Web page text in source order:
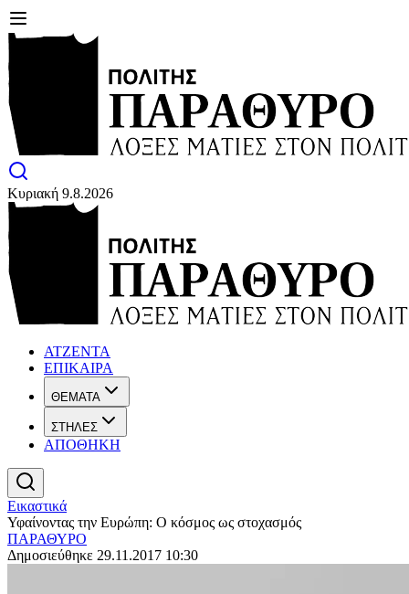
Κυριακή 9.8.2026
ΑΤΖΕΝΤΑ
ΕΠΙΚΑΙΡΑ
ΘΕΜΑΤΑ
ΣΤΗΛΕΣ
ΑΠΟΘΗΚΗ
Εικαστικά
Υφαίνοντας την Ευρώπη: Ο κόσμος ως στοχασμός
ΠΑΡΑΘΥΡΟ
Δημοσιεύθηκε 29.11.2017 10:30